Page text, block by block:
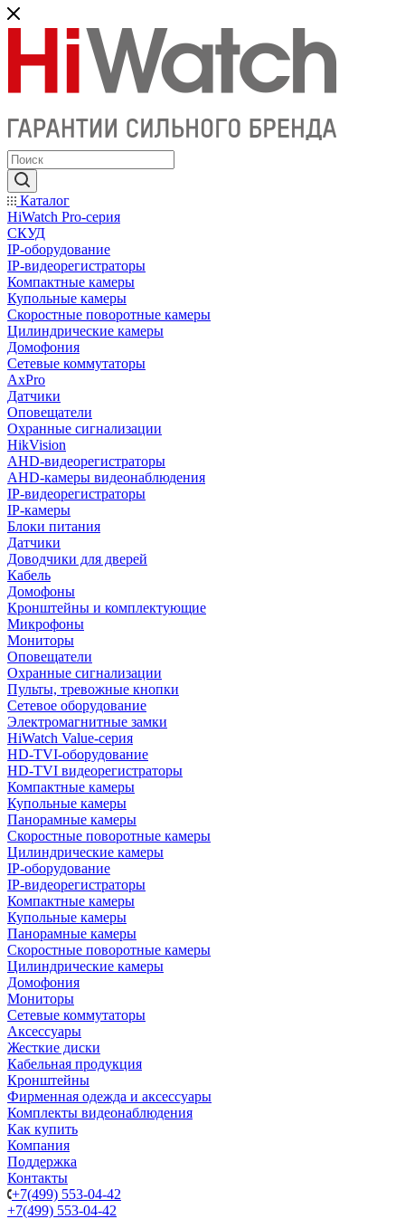
Каталог
HiWatch Pro-серия
CКУД
IP-оборудование
IP-видеорегистраторы
Компактные камеры
Купольные камеры
Скоростные поворотные камеры
Цилиндрические камеры
Домофония
Сетевые коммутаторы
AxPro
Датчики
Оповещатели
Охранные сигнализации
HikVision
AHD-видеорегистраторы
AHD-камеры видеонаблюдения
IP-видеорегистраторы
IP-камеры
Блоки питания
Датчики
Доводчики для дверей
Кабель
Домофоны
Кронштейны и комплектующие
Микрофоны
Мониторы
Оповещатели
Охранные сигнализации
Пульты, тревожные кнопки
Сетевое оборудование
Электромагнитные замки
HiWatch Value-серия
HD-TVI-оборудование
HD-TVI видеорегистраторы
Компактные камеры
Купольные камеры
Панорамные камеры
Скоростные поворотные камеры
Цилиндрические камеры
IP-оборудование
IP-видеорегистраторы
Компактные камеры
Купольные камеры
Панорамные камеры
Скоростные поворотные камеры
Цилиндрические камеры
Домофония
Мониторы
Сетевые коммутаторы
Аксессуары
Жесткие диски
Кабельная продукция
Кронштейны
Фирменная одежда и аксессуары
Комплекты видеонаблюдения
Как купить
Компания
Поддержка
Контакты
+7(499) 553-04-42
+7(499) 553-04-42